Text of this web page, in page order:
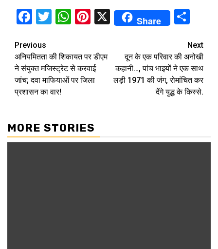
Facebook
Twitter
WhatsApp
Pinterest
X Share
Continue
Reading
Previous
अनियमितता की शिकायत पर डीएम
ने संयुक्त मजिस्ट्रेट से करवाई
जांच; दवा माफियाओं पर जिला
प्रशासन का वार!
Next
दून के एक परिवार की अनोखी
कहानी…, पांच भाइयों ने एक साथ
लड़ी 1971 की जंग, रोमांचित कर
देंगे युद्ध के किस्से.
MORE STORIES